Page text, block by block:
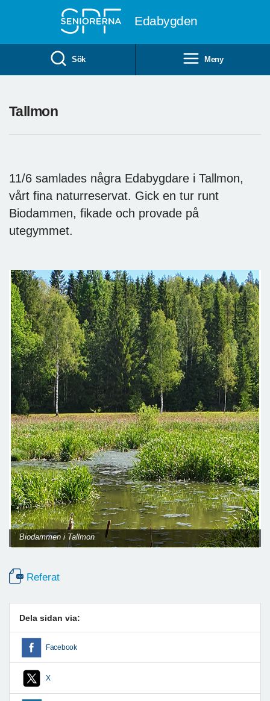
Edabygden
Sök Meny
Tallmon
11/6 samlades några Edabygdare i Tallmon,
vårt fina naturreservat. Gick en tur runt
Biodammen, fikade och provade på
utegymmet.
Biodammen i Tallmon
Referat
Dela sidan via:
Facebook
X